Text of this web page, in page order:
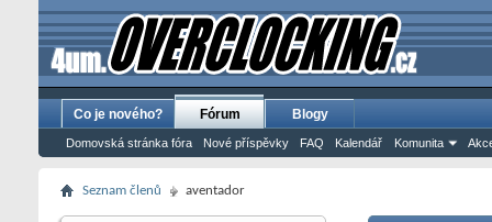
Co je nového? Fórum
Domovská stránka fóra Nové příspěvky FAQ Kalendář Komunita
Blogy
Seznam členů aventador